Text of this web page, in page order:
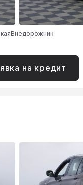
Внедорожник
на кредит